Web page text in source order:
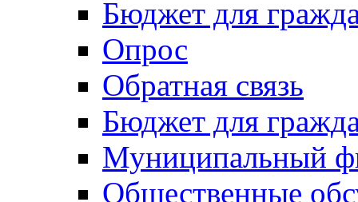
Бюджет для
Опрос
Обратная связь
Бюджет для
Муниципальный
Общественные